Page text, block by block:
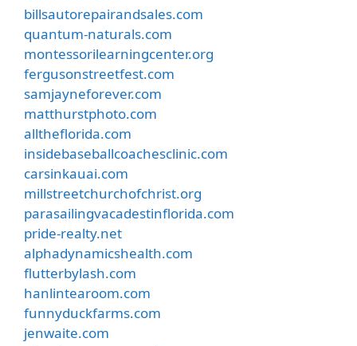
billsautorepairandsales.com
quantum-naturals.com
montessorilearningcenter.org
fergusonstreetfest.com
samjayneforever.com
matthurstphoto.com
alltheflorida.com
insidebaseballcoachesclinic.com
carsinkauai.com
millstreetchurchofchrist.org
parasailingvacadestinflorida.com
pride-realty.net
alphadynamicshealth.com
flutterbylash.com
hanlintearoom.com
funnyduckfarms.com
jenwaite.com